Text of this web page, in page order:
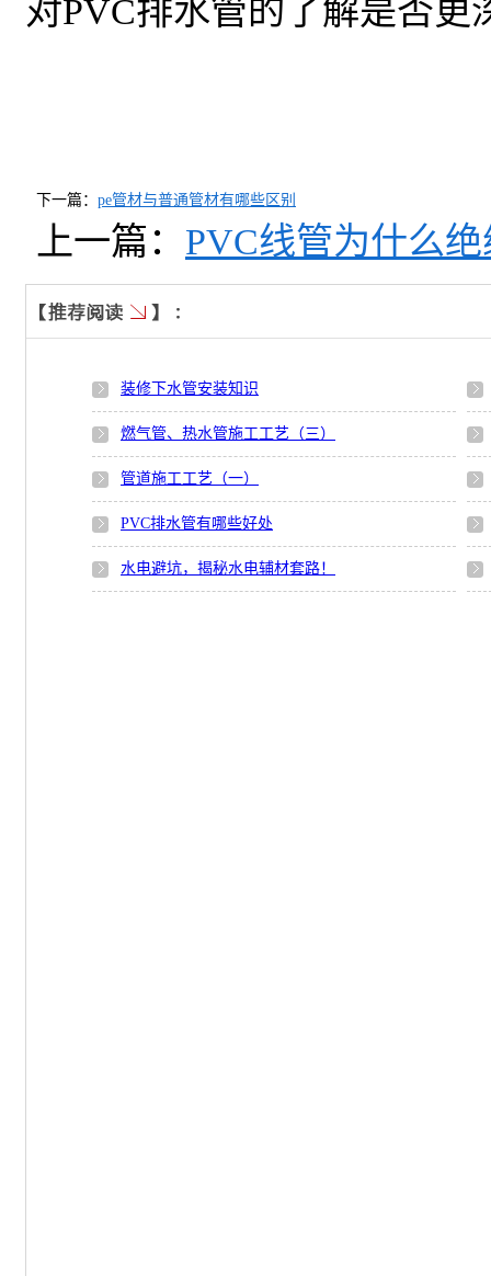
对PVC排水管的了解是否更
下一篇： pe管材与普通管材有哪些区别
上一篇： PVC线管为什么
装修下水管安装知识
燃气管、热水管施工工艺（三）
管道施工工艺（一）
PVC排水管有哪些好处
水电避坑，揭秘水电辅材套路！